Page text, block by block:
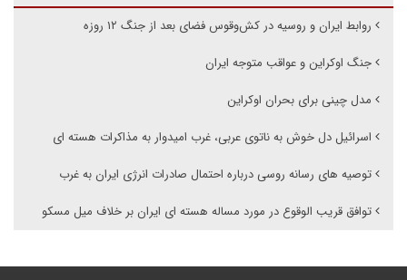
روابط ایران و روسیه در کش‌وقوس فضای بعد از جنگ ۱۲ روزه
جنگ اوکراین و عواقب متوجه ایران
مدل چینی برای بحران اوکراین
اسرائیل دل خوش به ناتوی عربی، غرب امیدوار به مذاکرات هسته ای
توصیه های رسانه روسی درباره احتمال صادرات انرژی ایران به غرب
توافق قریب الوقوع در مورد مساله هسته ای ایران بر خلاف میل مسکو